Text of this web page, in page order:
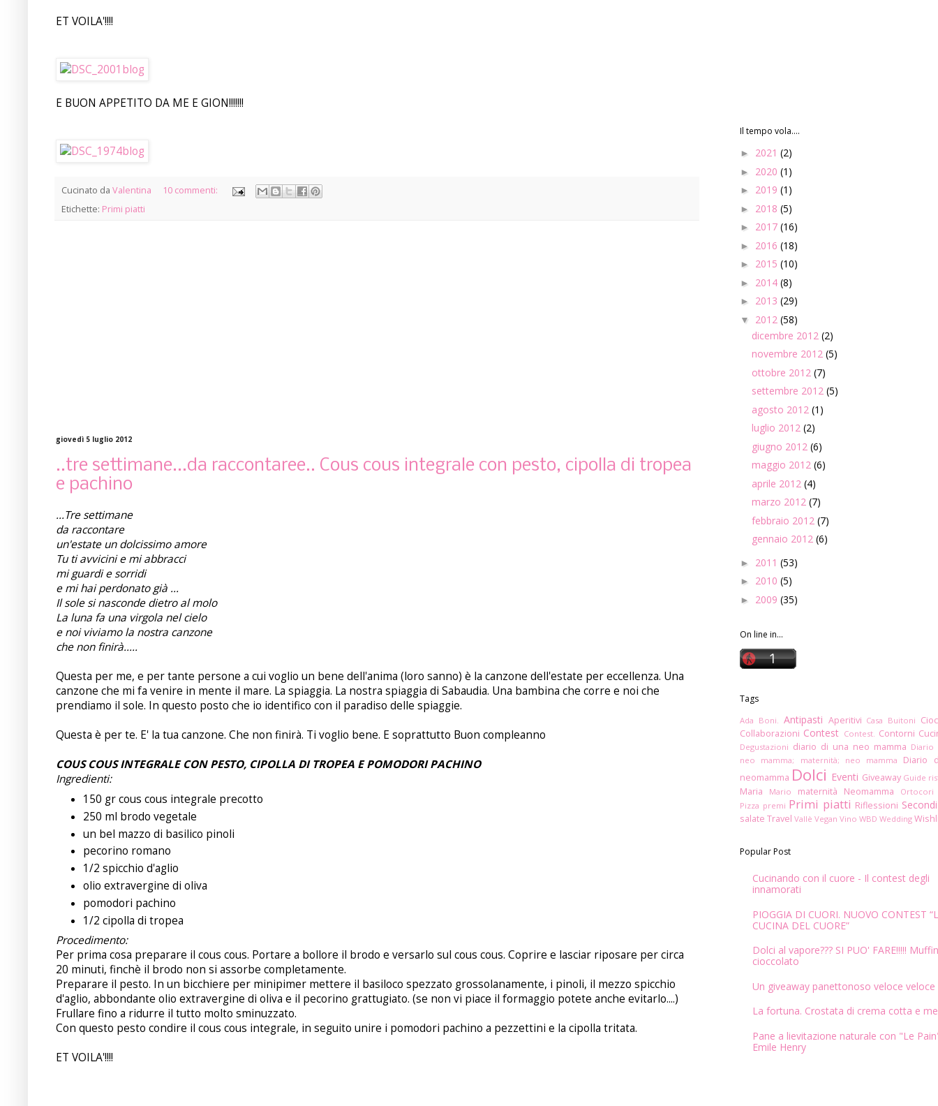
ET VOILA'!!!!
E BUON APPETITO DA ME E GION!!!!!!!
Cucinato da Valentina
10 commenti:
Etichette: Primi piatti
giovedì 5 luglio 2012
..tre settimane...da raccontaree.. Cous cous integrale con pesto, cipolla di tropea
e pachino
...Tre settimane
da raccontare
un'estate un dolcissimo amore
Tu ti avvicini e mi abbracci
mi guardi e sorridi
e mi hai perdonato già ...
Il sole si nasconde dietro al molo
La luna fa una virgola nel cielo
e noi viviamo la nostra canzone
che non finirà.....
Questa per me, e per tante persone a cui voglio un bene dell'anima (loro sanno) è la canzone dell'estate per eccellenza. Una
canzone che mi fa venire in mente il mare. La spiaggia. La nostra spiaggia di Sabaudia. Una bambina che corre e noi che
prendiamo il sole. In questo posto che io identifico con il paradiso delle spiaggie.
Questa è per te. E' la tua canzone. Che non finirà. Ti voglio bene. E soprattutto Buon compleanno
COUS COUS INTEGRALE CON PESTO, CIPOLLA DI TROPEA E POMODORI PACHINO
Ingredienti:
150 gr cous cous integrale precotto
250 ml brodo vegetale
un bel mazzo di basilico pinoli
pecorino romano
1/2 spicchio d'aglio
olio extravergine di oliva
pomodori pachino
1/2 cipolla di tropea
Procedimento:
Per prima cosa preparare il cous cous. Portare a bollore il brodo e versarlo sul cous cous. Coprire e lasciar riposare per circa
20 minuti, finchè il brodo non si assorbe completamente.
Preparare il pesto. In un bicchiere per minipimer mettere il basiloco spezzato grossolanamente, i pinoli, il mezzo spicchio
d'aglio, abbondante olio extravergine di oliva e il pecorino grattugiato. (se non vi piace il formaggio potete anche evitarlo....)
Frullare fino a ridurre il tutto molto sminuzzato.
Con questo pesto condire il cous cous integrale, in seguito unire i pomodori pachino a pezzettini e la cipolla tritata.
ET VOILA'!!!!
Il tempo vola....
► 2021 (2)
► 2020 (1)
► 2019 (1)
► 2018 (5)
► 2017 (16)
► 2016 (18)
► 2015 (10)
► 2014 (8)
► 2013 (29)
▼ 2012 (58)
dicembre 2012 (2)
novembre 2012 (5)
ottobre 2012 (7)
settembre 2012 (5)
agosto 2012 (1)
luglio 2012 (2)
giugno 2012 (6)
maggio 2012 (6)
aprile 2012 (4)
marzo 2012 (7)
febbraio 2012 (7)
gennaio 2012 (6)
► 2011 (53)
► 2010 (5)
► 2009 (35)
On line in...
Tags
Ada Boni. Antipasti Aperitivi Casa Buitoni
Collaborazioni Contest Contest. Contorni
Degustazioni diario di una neo mamma Diario
neo mamma; maternità; neo mamma
Diario
neomamma Dolci Eventi Giveaway Guide
Maria Mario maternità Neomamma
Ortocori
Pizza premi Primi piatti Riflessioni Secondi
salate Travel Vallè Vegan Vino WBD Wedding
Popular Post
Cucinando con il cuore - Il contest degli
innamorati
PIOGGIA DI CUORI. NUOVO CONTEST
CUCINA DEL CUORE”
Dolci al vapore??? SI PUO' FARE!!!!!
cioccolato
Un giveaway panettonoso veloce veloce
La fortuna. Crostata di crema cotta e
Pane a lievitazione naturale con "Le
Emile Henry